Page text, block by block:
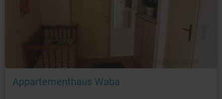
Appartementhaus Waba